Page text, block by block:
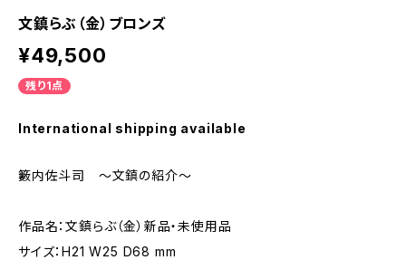
文鎮らぶ（金）ブロンズ
¥49,500
残り1点
International shipping available
籔内佐斗司 〜文鎮の紹介〜
作品名：文鎮らぶ（金）新品・未使用品
サイズ：H21 W25 D68 mm